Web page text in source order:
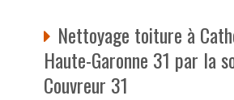
Nettoyage toiture à
Haute-Garonne 31 par la
Couvreur 31